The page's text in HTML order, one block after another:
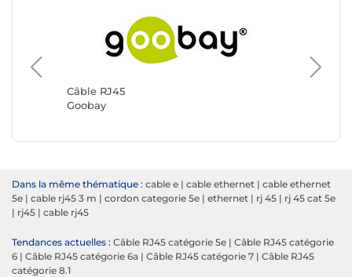
Câble RJ45
Goobay
Câble
Dans la même thématique : cable e | cable ethernet | cable ethernet
5e | cable rj45 3 m | cordon categorie 5e | ethernet | rj 45 | rj 45 cat 5e
| rj45 | cable rj45
Tendances actuelles : Câble RJ45 catégorie 5e | Câble RJ45 catégorie
6 | Câble RJ45 catégorie 6a | Câble RJ45 catégorie 7 | Câble RJ45
catégorie 8.1